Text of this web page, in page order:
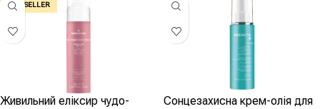
BEST SELLER
Живильний еліксир чудо-
Сонцезахисна крем-олія для